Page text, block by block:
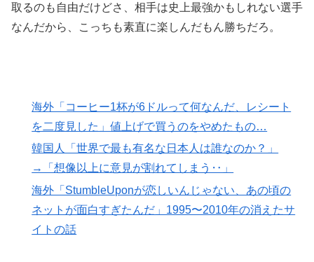
取るのも自由だけどさ、相手は史上最強かもしれない選手
なんだから、こっちも素直に楽しんだもん勝ちだろ。
海外「コーヒー1杯が6ドルって何なんだ、レシート
を二度見した」値上げで買うのをやめたもの…
韓国人「世界で最も有名な日本人は誰なのか？」
→「想像以上に意見が割れてしまう‥」
海外「StumbleUponが恋しいんじゃない、あの頃の
ネットが面白すぎたんだ」1995〜2010年の消えたサ
イトの話